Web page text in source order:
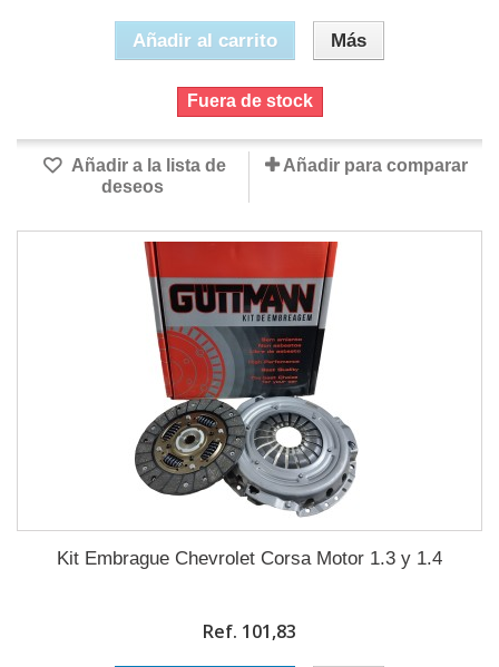
Añadir al carrito Más
Fuera de stock
Añadir a la lista de
deseos
Añadir para comparar
Kit Embrague Chevrolet Corsa Motor 1.3 y 1.4
Ref. 101,83